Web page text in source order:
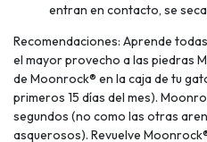
entran en contacto, se
Recomendaciones: Aprende
el mayor provecho a las piedras
de Moonrock® en la caja de tu
primeros 15 días del mes).
segundos (no como las otras
asquerosos). Revuelve